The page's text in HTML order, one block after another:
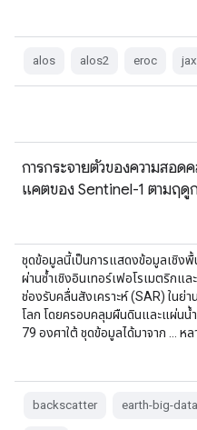
alos alos2 eroc
การกระจายตัวของความสอ
แคตของ Sentinel-1 ตามฤ
ชุดข้อมูลนี้เป็นการแสดงข้อมูลเชิง
ผ่านซ้ำเชิงอินเทอร์เฟอโรเมตริกแล
ช่องรับคลื่นสังเคราะห์ (SAR) ในย่
โลก โดยครอบคลุมผืนดินและแผ่น
79 องศาใต้ ชุดข้อมูลได้มาจาก … หล
backscatter earth-big-data